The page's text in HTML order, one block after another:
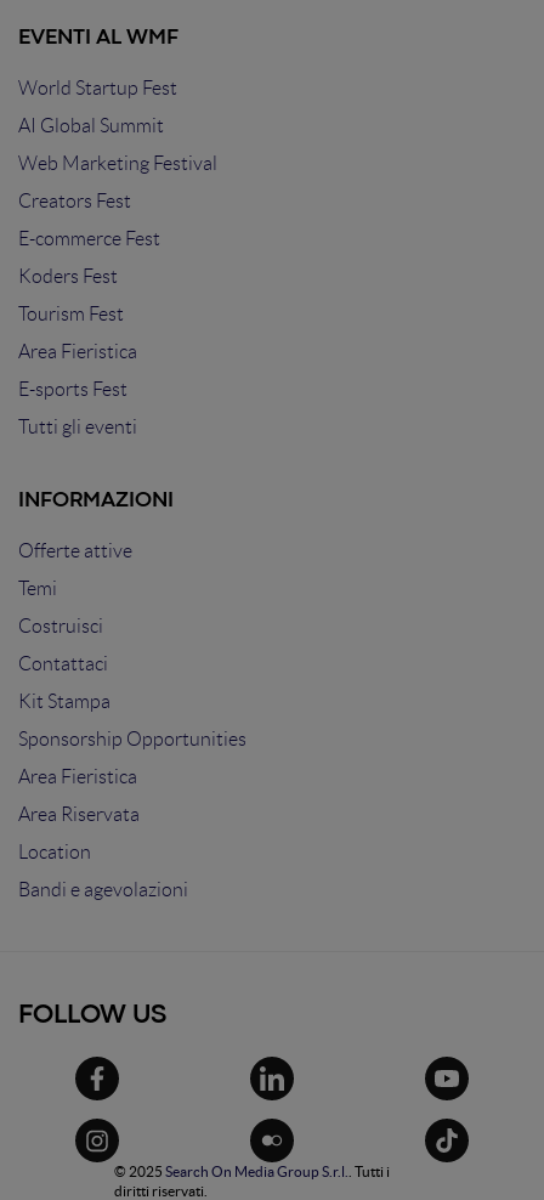
EVENTI AL WMF
World Startup Fest
AI Global Summit
Web Marketing Festival
Creators Fest
E-commerce Fest
Koders Fest
Tourism Fest
Area Fieristica
E-sports Fest
Tutti gli eventi
INFORMAZIONI
Offerte attive
Temi
Costruisci
Contattaci
Kit Stampa
Sponsorship Opportunities
Area Fieristica
Area Riservata
Location
Bandi e agevolazioni
FOLLOW US
© 2025 Search On Media Group S.r.l.
. Tutti i
diritti riservati.